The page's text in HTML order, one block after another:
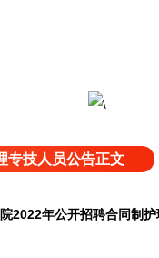
专技人员公告正文
院2022年公开招聘合同制